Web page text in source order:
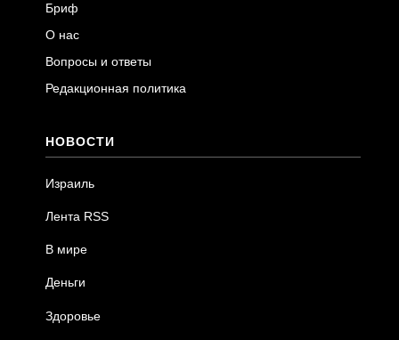
Бриф
О нас
Вопросы и ответы
Редакционная политика
НОВОСТИ
Израиль
Лента RSS
В мире
Деньги
Здоровье